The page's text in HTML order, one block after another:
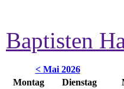
Baptisten
< Mai 2026
Montag
Dienstag